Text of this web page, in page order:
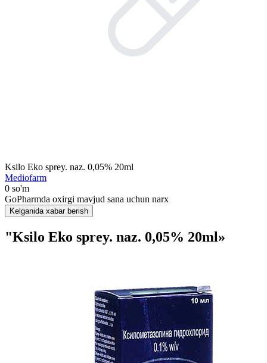
Ksilo Eko sprey. naz. 0,05% 20ml
Mediofarm
0 so'm
GoPharmda oxirgi mavjud sana uchun narx
Kelganida xabar berish
"Ksilo Eko sprey. naz. 0,05% 20ml»